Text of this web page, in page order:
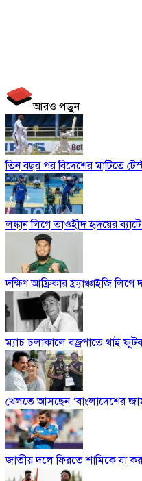
আরও পড়ুন
তিন বছর পর বিদেশের মাটিতে
লঙ্কান লিগে তাওহীদ হৃদয়ের
দক্ষিণ আফ্রিকার ফ্র্যাঞ্চাইজি
ম্যাচ চলাকালে বজ্রপাতে থাই
খেলতে আসছেন ‘বাংলাদেশের
জাতীয় দলে ফিরতে শামিকে যা